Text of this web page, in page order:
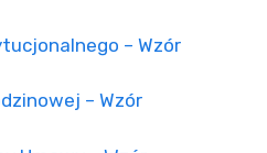
– Wzór
– Wzór